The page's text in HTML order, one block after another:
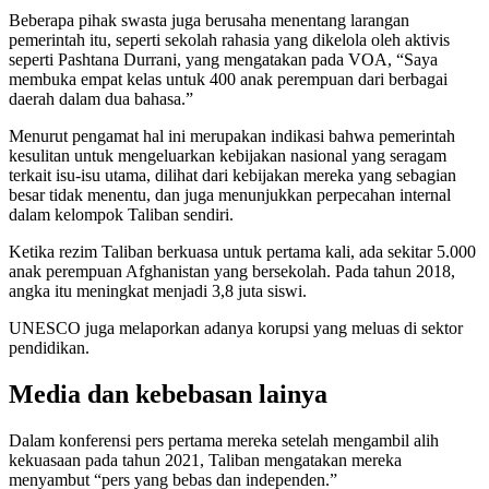
Beberapa pihak swasta juga berusaha menentang larangan
pemerintah itu, seperti sekolah rahasia yang dikelola oleh aktivis
seperti Pashtana Durrani, yang mengatakan pada VOA, “Saya
membuka empat kelas untuk 400 anak perempuan dari berbagai
daerah dalam dua bahasa.”
Menurut pengamat hal ini merupakan indikasi bahwa pemerintah
kesulitan untuk mengeluarkan kebijakan nasional yang seragam
terkait isu-isu utama, dilihat dari kebijakan mereka yang sebagian
besar tidak menentu, dan juga menunjukkan perpecahan internal
dalam kelompok Taliban sendiri.
Ketika rezim Taliban berkuasa untuk pertama kali, ada sekitar 5.000
anak perempuan Afghanistan yang bersekolah. Pada tahun 2018,
angka itu meningkat menjadi 3,8 juta siswi.
UNESCO juga melaporkan adanya korupsi yang meluas di sektor
pendidikan.
Media dan kebebasan lainya
Dalam konferensi pers pertama mereka setelah mengambil alih
kekuasaan pada tahun 2021, Taliban mengatakan mereka
menyambut “pers yang bebas dan independen.”